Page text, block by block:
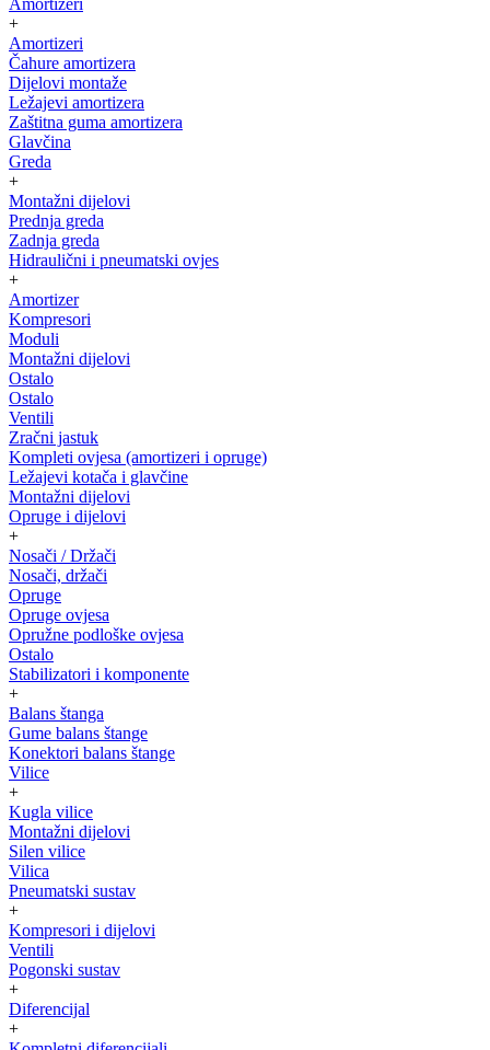
Amortizeri
+
Amortizeri
Čahure amortizera
Dijelovi montaže
Ležajevi amortizera
Zaštitna guma amortizera
Glavčina
Greda
+
Montažni dijelovi
Prednja greda
Zadnja greda
Hidraulični i pneumatski ovjes
+
Amortizer
Kompresori
Moduli
Montažni dijelovi
Ostalo
Ostalo
Ventili
Zračni jastuk
Kompleti ovjesa (amortizeri i opruge)
Ležajevi kotača i glavčine
Montažni dijelovi
Opruge i dijelovi
+
Nosači / Držači
Nosači, držači
Opruge
Opruge ovjesa
Opružne podloške ovjesa
Ostalo
Stabilizatori i komponente
+
Balans štanga
Gume balans štange
Konektori balans štange
Vilice
+
Kugla vilice
Montažni dijelovi
Silen vilice
Vilica
Pneumatski sustav
+
Kompresori i dijelovi
Ventili
Pogonski sustav
+
Diferencijal
+